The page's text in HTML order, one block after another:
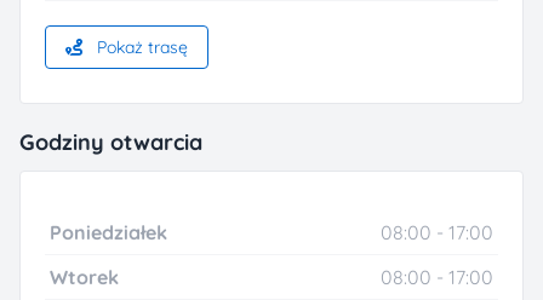
Pokaż trasę
Godziny otwarcia
Poniedziałek
08:00 - 17:00
Wtorek
08:00 - 17:00